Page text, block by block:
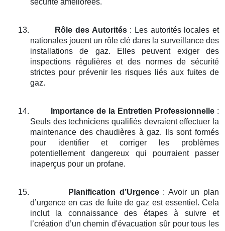
sécurité améliorées.
13. Rôle des Autorités: Les autorités locales et
nationales jouent un rôle clé dans la surveillance des
installations de gaz. Elles peuvent exiger des
inspections régulières et des normes de sécurité
strictes pour prévenir les risques liés aux fuites de
gaz.
14. Importance de la Entretien Professionnelle:
Seuls des techniciens qualifiés devraient effectuer la
maintenance des chaudières à gaz. Ils sont formés
pour identifier et corriger les problèmes
potentiellement dangereux qui pourraient passer
inaperçus pour un profane.
15. Planification d’Urgence: Avoir un plan
d’urgence en cas de fuite de gaz est essentiel. Cela
inclut la connaissance des étapes à suivre et
l’création d’un chemin d'évacuation sûr pour tous les